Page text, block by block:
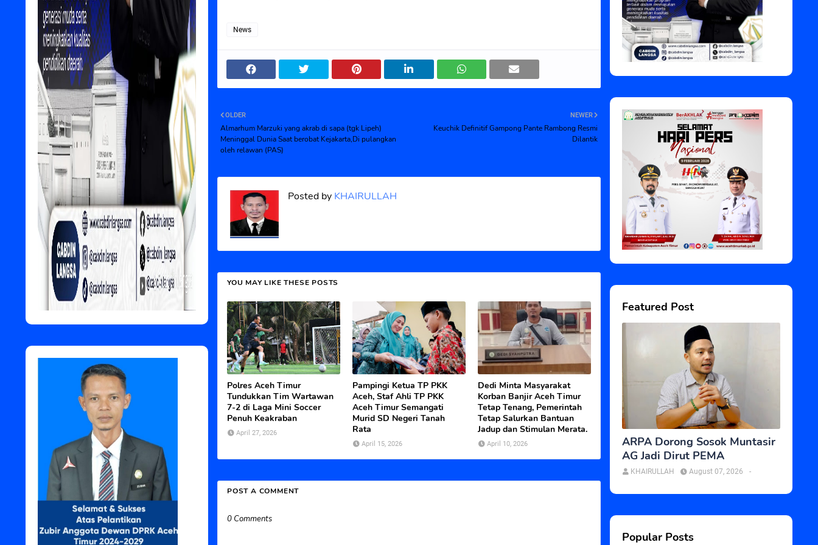
News
NEWER
Keuchik Definitif Gampong Pante Rambong Resmi
Dilantik
OLDER
Almarhum Marzuki yang akrab di sapa (tgk Lipeh)
Meninggal Dunia Saat berobat Kejakarta,Di pulangkan
oleh relawan (PAS)
Posted by KHAIRULLAH
YOU MAY LIKE THESE POSTS
Polres Aceh Timur
Tundukkan Tim Wartawan
7-2 di Laga Mini Soccer
Penuh Keakraban
April 27, 2026
Pampingi Ketua TP PKK
Aceh, Staf Ahli TP PKK
Aceh Timur Semangati
Murid SD Negeri Tanah
Rata
April 15, 2026
Dedi Minta Masyarakat
Korban Banjir Aceh Timur
Tetap Tenang, Pemerintah
Tetap Salurkan Bantuan
Jadup dan Stimulan Merata.
April 10, 2026
POST A COMMENT
0 Comments
Featured Post
ARPA Dorong Sosok Muntasir
AG Jadi Dirut PEMA
KHAIRULLAH -
August 07, 2026
Popular Posts